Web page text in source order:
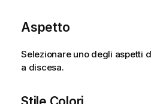
Aspetto
Selezionare uno degli aspetti
a discesa.